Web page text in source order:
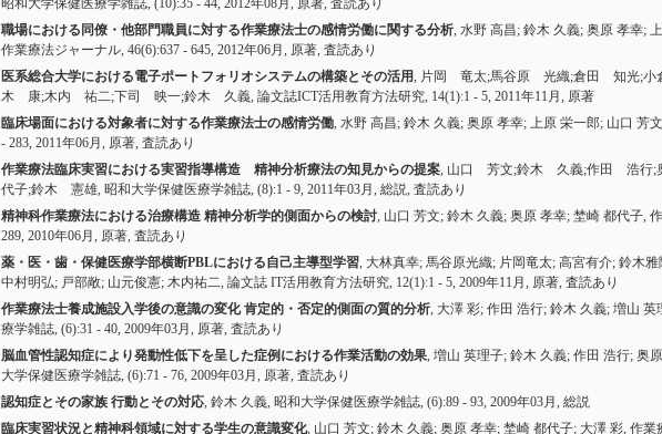
昭和大学保健医療学雑誌, (10):35 - 44, 2012年08月, 原著, 査読あり
職場における同僚・他部門職員に対する作業療法士の感情労働に関する分析, 水野 高昌; 鈴木 久義; 奥原 孝幸;
作業療法ジャーナル, 46(6):637 - 645, 2012年06月, 原著, 査読あり
医系総合大学における電子ポートフォリオシステムの構築とその活用, 片岡 竜太;馬谷原 光織;倉田 知光;
木 康;木内 祐二;下司 映一;鈴木 久義, 論文誌ICT活用教育方法研究, 14(1):1 - 5, 2011年11月, 原著
臨床場面における対象者に対する作業療法士の感情労働, 水野 高昌; 鈴木 久義; 奥原 孝幸; 上原 栄一郎; 山口 芳
- 283, 2011年06月, 原著, 査読あり
作業療法臨床実習における実習指導構造 精神分析療法の知見からの提案, 山口 芳文;鈴木 久義;作田 浩行
代子;鈴木 憲雄, 昭和大学保健医療学雑誌, (8):1 - 9, 2011年03月, 総説, 査読あり
精神科作業療法における治療構造 精神分析学的側面からの検討, 山口 芳文; 鈴木 久義; 奥原 孝幸; 埜崎 都代子,
289, 2010年06月, 原著, 査読あり
薬・医・歯・保健医療学部横断PBLにおける自己主導型学習, 大林真幸; 馬谷原光織; 片岡竜太; 高宮有介; 鈴木
中村明弘; 戸部敞; 山元俊憲; 木内祐二, 論文誌 IT活用教育方法研究, 12(1):1 - 5, 2009年11月, 原著, 査読あり
作業療法士養成施設入学後の意識の変化 肯定的・否定的側面の質的分析, 大澤 彩; 作田 浩行; 鈴木 久義; 増山 英
療学雑誌, (6):31 - 40, 2009年03月, 原著, 査読あり
脳血管性認知症により発動性低下を呈した症例における作業活動の効果, 増山 英理子; 鈴木 久義; 作田 浩行; 奥
大学保健医療学雑誌, (6):71 - 76, 2009年03月, 原著, 査読あり
認知症とその家族 行動とその対応, 鈴木 久義, 昭和大学保健医療学雑誌, (6):89 - 93, 2009年03月, 総説
臨床実習状況と精神科領域に対する学生の意識変化, 山口 芳文; 鈴木 久義; 奥原 孝幸; 埜崎 都代子; 大澤 彩, 作業